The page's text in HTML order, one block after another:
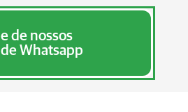
de nossos
Whatsapp